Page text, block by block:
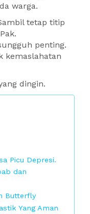
warga.
tetap titip
penting.
kemaslahatan
dingin.
Picu Depresi.
dan
Butterfly
Yang Aman